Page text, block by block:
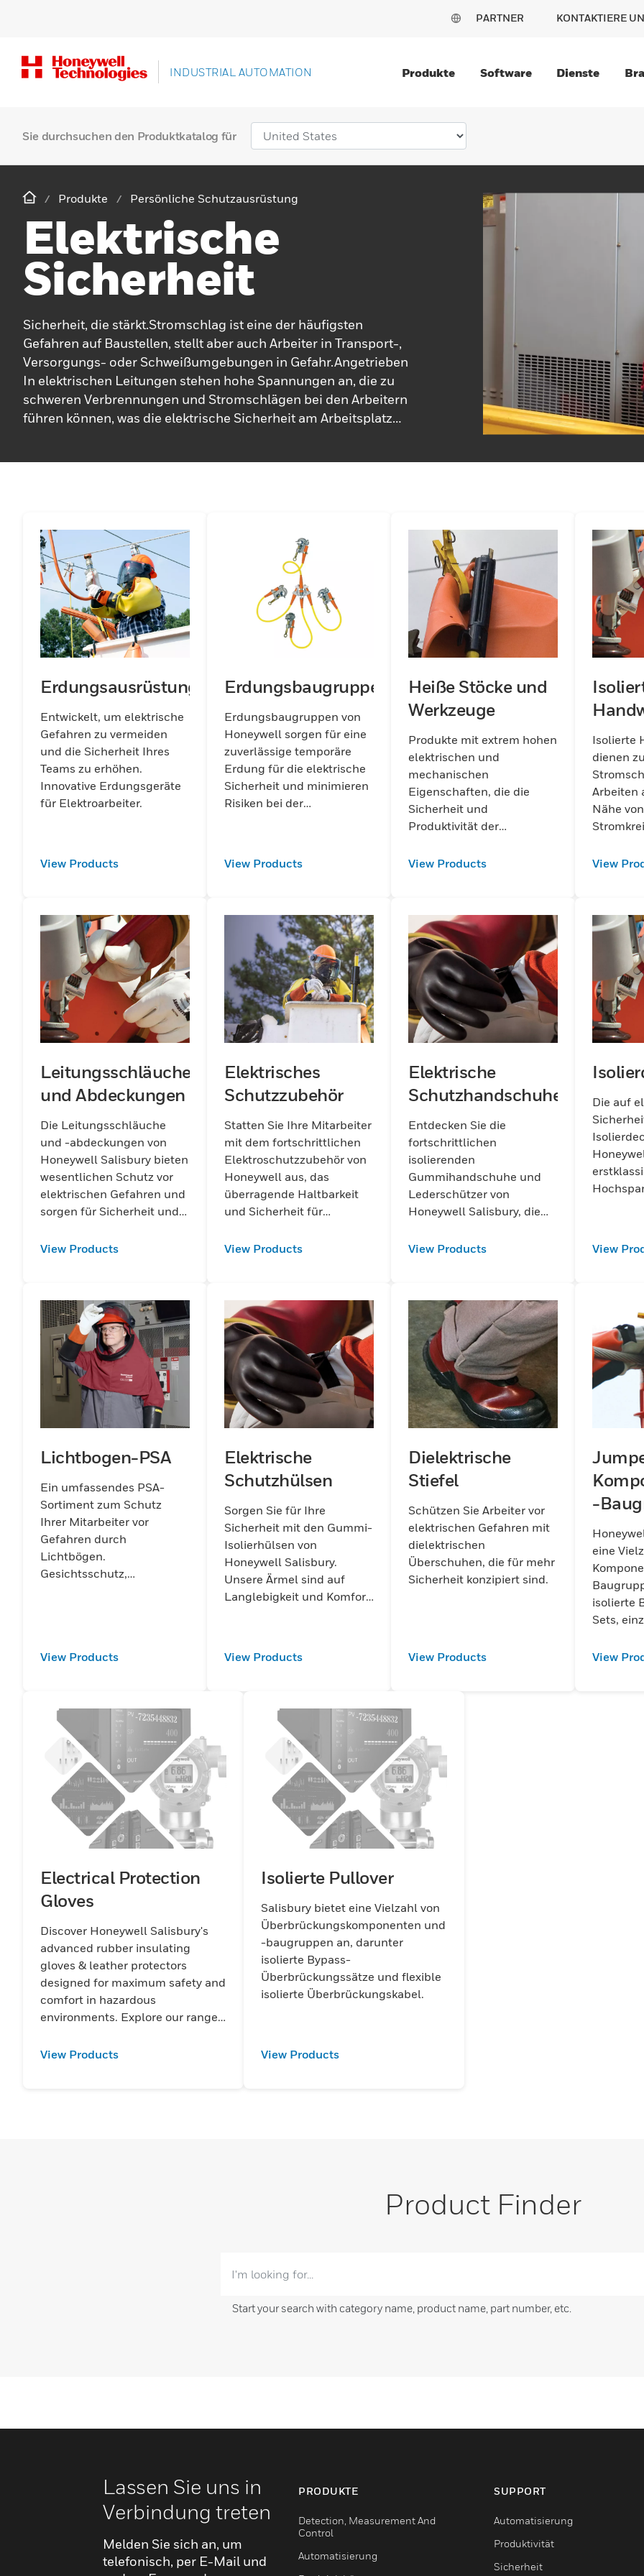
PARTNER KONTAKTIERE
INDUSTRIAL AUTOMATION Produkte Software Dienste
Sie durchsuchen den Produktkatalog für
Produkte Persönliche Schutzausrüstung
Elektrische
Sicherheit
Sicherheit, die stärkt.Stromschlag ist eine der häufigsten
Gefahren auf Baustellen, stellt aber auch Arbeiter in Transport-,
Versorgungs- oder Schweißumgebungen in Gefahr.Angetrieben
In elektrischen Leitungen stehen hohe Spannungen an, die zu
schweren Verbrennungen und Stromschlägen bei den Arbeitern
führen können, was die elektrische Sicherheit am Arbeitsplatz
Erdungsausrüstung
Entwickelt, um elektrische
Gefahren zu vermeiden
und die Sicherheit Ihres
Teams zu erhöhen.
Innovative Erdungsgeräte
für Elektroarbeiter.
View Products
Erdungsbaugruppen
Erdungsbaugruppen von
Honeywell sorgen für eine
zuverlässige temporäre
Erdung für die elektrische
Sicherheit und minimieren
Risiken bei der
Entwickelt für
View Products
Heiße Stöcke und
Werkzeuge
Produkte mit extrem hohen
elektrischen und
mechanischen
Eigenschaften, die die
Sicherheit und
Produktivität der
gewährleisten.
View Products
Isolierte
dienen
Arbeiten
Nähe
View
Leitungsschläuche
und Abdeckungen
Die Leitungsschläuche
und -abdeckungen von
Honeywell Salisbury bieten
wesentlichen Schutz vor
elektrischen Gefahren und
sorgen für Sicherheit und
Umgebungen mit hohem
View Products
Elektrisches
Schutzzubehör
Statten Sie Ihre Mitarbeiter
mit dem fortschrittlichen
Elektroschutzzubehör von
Honeywell aus, das
überragende Haltbarkeit
und Sicherheit für
Elektroaufgaben bietet.
View Products
Elektrische
Schutzhandschuhe
Entdecken Sie die
fortschrittlichen
isolierenden
Gummihandschuhe und
Lederschützer von
Honeywell Salisbury, die
und Komfort in
Entdecken Sie unser
Sortiment für
zuverlässigen Schutz.
View Products
Die auf
View
Lichtbogen-PSA
Ein umfassendes PSA-
Sortiment zum Schutz
Ihrer Mitarbeiter vor
Gefahren durch
Lichtbögen.
Gesichtsschutz,
View Products
Elektrische
Schutzhülsen
Sorgen Sie für Ihre
Sicherheit mit den Gummi-
Isolierhülsen von
Honeywell Salisbury.
Unsere Ärmel sind auf
Langlebigkeit und Komfort
View Products
Dielektrische
Stiefel
Schützen Sie Arbeiter vor
elektrischen Gefahren mit
dielektrischen
Überschuhen, die für mehr
Sicherheit konzipiert sind.
View Products
-
eine
isolierte
Sets,
flexible
View
Electrical Protection
Gloves
Discover Honeywell Salisbury's
advanced rubber insulating
gloves & leather protectors
designed for maximum safety and
comfort in hazardous
environments. Explore our range
View Products
Isolierte Pullover
Salisbury bietet eine Vielzahl von
Überbrückungskomponenten und
-baugruppen an, darunter
isolierte Bypass-
Überbrückungssätze und flexible
isolierte Überbrückungskabel.
View Products
Product Finder
Start your search with category name, product name, part number, etc.
Lassen Sie uns in
Verbindung treten
Melden Sie sich an, um
telefonisch, per E-Mail und
PRODUKTE
Detection, Measurement And
Control
Automatisierung
SUPPORT
Automatisierung
Produktivität
Sicherheit